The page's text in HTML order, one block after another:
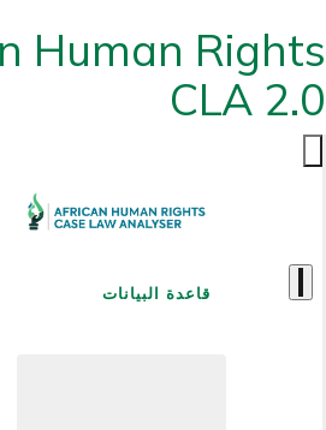
Human Rights
CLA 2.0
قاعدة البيانات